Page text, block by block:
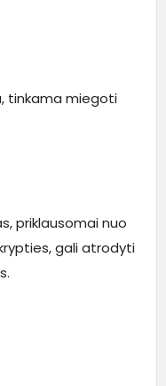
tinkama miegoti
priklausomai nuo
gali atrodyti